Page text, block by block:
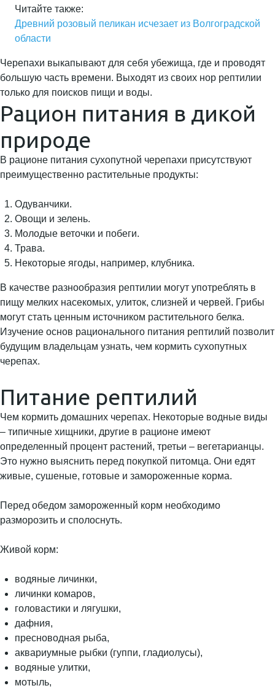
Читайте также:
Древний розовый пеликан исчезает из Волгоградской
области
Черепахи выкапывают для себя убежища, где и проводят
большую часть времени. Выходят из своих нор рептилии
только для поисков пищи и воды.
Рацион питания в дикой
природе
В рационе питания сухопутной черепахи присутствуют
преимущественно растительные продукты:
Одуванчики.
Овощи и зелень.
Молодые веточки и побеги.
Трава.
Некоторые ягоды, например, клубника.
В качестве разнообразия рептилии могут употреблять в
пищу мелких насекомых, улиток, слизней и червей. Грибы
могут стать ценным источником растительного белка.
Изучение основ рационального питания рептилий позволит
будущим владельцам узнать, чем кормить сухопутных
черепах.
Питание рептилий
Чем кормить домашних черепах. Некоторые водные виды
– типичные хищники, другие в рационе имеют
определенный процент растений, третьи – вегетарианцы.
Это нужно выяснить перед покупкой питомца. Они едят
живые, сушеные, готовые и замороженные корма.
Перед обедом замороженный корм необходимо
разморозить и сполоснуть.
Живой корм:
водяные личинки,
личинки комаров,
головастики и лягушки,
дафния,
пресноводная рыба,
аквариумные рыбки (гуппи, гладиолусы),
водяные улитки,
мотыль,